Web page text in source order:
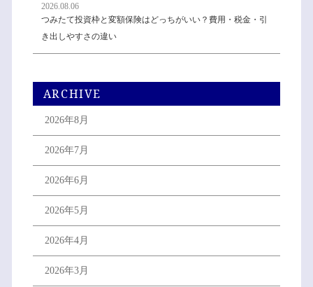
2026.08.06
つみたて投資枠と変額保険はどっちがいい？費用・税金・引
き出しやすさの違い
ARCHIVE
2026年8月
2026年7月
2026年6月
2026年5月
2026年4月
2026年3月